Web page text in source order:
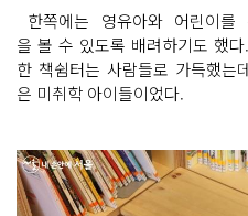
한쪽에는 영유아와 어린이
을 볼 수 있도록 배려하기도 했
한 책쉼터는 사람들로 가득했
은 미취학 아이들이었다.